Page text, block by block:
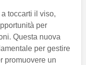
toccarti il viso,
per
Questa nuova
per gestire
promuovere un